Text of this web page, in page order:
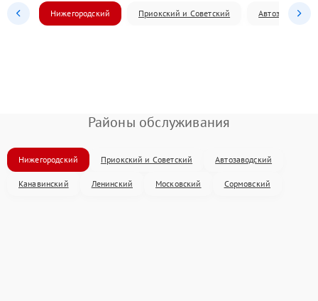
Нижегородский Приокский и Советский Автозаводский
Районы обслуживания
Нижегородский Приокский и Советский Автозаводский
Канавинский Ленинский Московский Сормовский